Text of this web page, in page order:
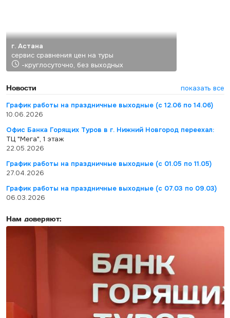
г. Астана
сервис сравнения цен на туры
-круглосуточно, без выходных
Новости
показать все
График работы на праздничные выходные (с 12.06 по 14.06)
10.06.2026
Офис Банка Горящих Туров в г. Нижний Новгород переехал:
ТЦ "Мега", 1 этаж
22.05.2026
График работы на праздничные выходные (с 01.05 по 11.05)
27.04.2026
График работы на праздничные выходные (с 07.03 по 09.03)
06.03.2026
Нам доверяют: